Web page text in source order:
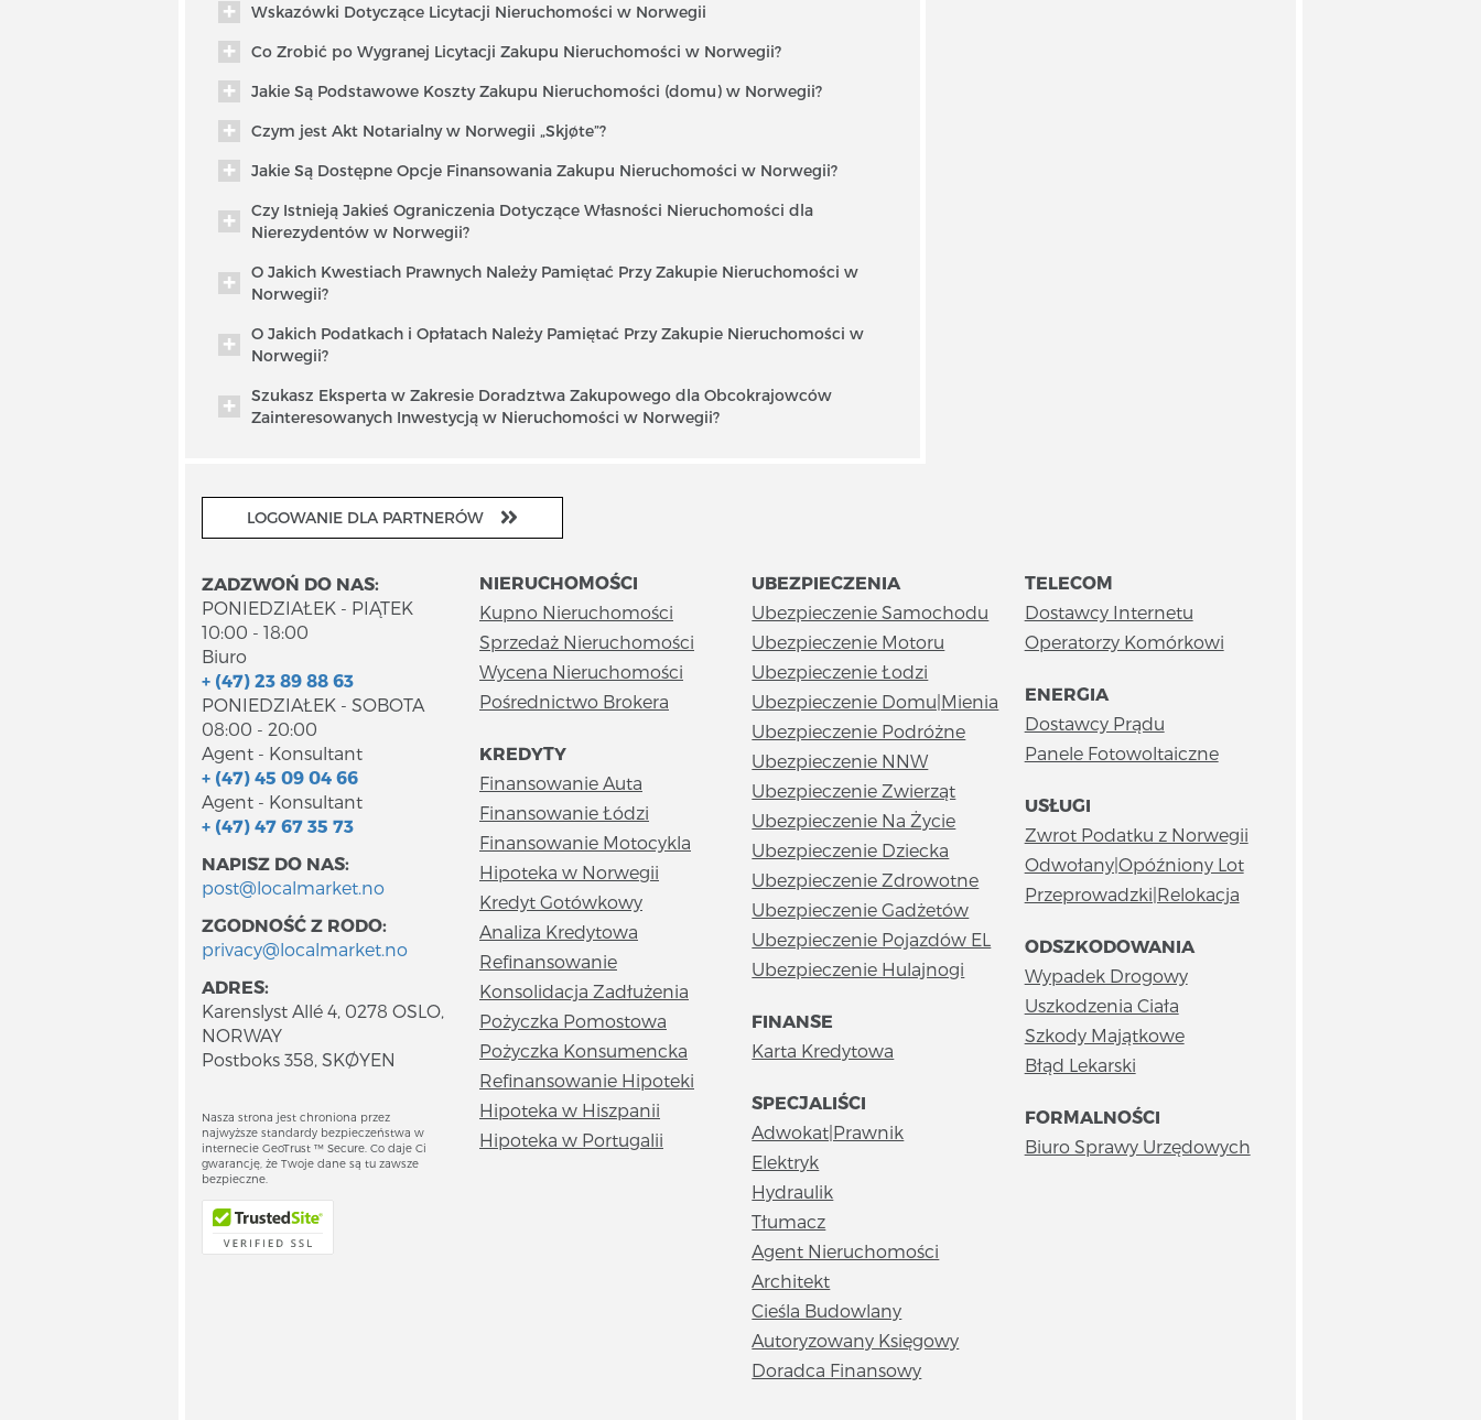
Wskazówki Dotyczące Licytacji Nieruchomości w Norwegii
Co Zrobić po Wygranej Licytacji Zakupu Nieruchomości w Norwegii?
Jakie Są Podstawowe Koszty Zakupu Nieruchomości (domu) w Norwegii?
Czym jest Akt Notarialny w Norwegii „Skjøte”?
Jakie Są Dostępne Opcje Finansowania Zakupu Nieruchomości w Norwegii?
Czy Istnieją Jakieś Ograniczenia Dotyczące Własności Nieruchomości dla
Nierezydentów w Norwegii?
O Jakich Kwestiach Prawnych Należy Pamiętać Przy Zakupie Nieruchomości w
Norwegii?
O Jakich Podatkach i Opłatach Należy Pamiętać Przy Zakupie Nieruchomości w
Norwegii?
Szukasz Eksperta w Zakresie Doradztwa Zakupowego dla Obcokrajowców
Zainteresowanych Inwestycją w Nieruchomości w Norwegii?
LOGOWANIE DLA PARTNERÓW
ZADZWOŃ DO NAS:
PONIEDZIAŁEK - PIĄTEK
10:00 - 18:00
Biuro
+ (47) 23 89 88 63
PONIEDZIAŁEK - SOBOTA
08:00 - 20:00
Agent - Konsultant
+ (47) 45 09 04 66
Agent - Konsultant
+ (47) 47 67 35 73
NAPISZ DO NAS:
post@localmarket.no
ZGODNOŚĆ Z RODO:
privacy@localmarket.no
ADRES:
Karenslyst Allé 4, 0278 OSLO,
NORWAY
Postboks 358, SKØYEN
Nasza strona jest chroniona przez
najwyższe standardy bezpieczeństwa w
internecie GeoTrust ™ Secure. Co daje Ci
gwarancję, że Twoje dane są tu zawsze
bezpieczne.
NIERUCHOMOŚCI
Kupno Nieruchomości
Sprzedaż Nieruchomości
Wycena Nieruchomości
Pośrednictwo Brokera
KREDYTY
Finansowanie Auta
Finansowanie Łódzi
Finansowanie Motocykla
Hipoteka w Norwegii
Kredyt Gotówkowy
Analiza Kredytowa
Refinansowanie
Konsolidacja Zadłużenia
Pożyczka Pomostowa
Pożyczka Konsumencka
Refinansowanie Hipoteki
Hipoteka w Hiszpanii
Hipoteka w Portugalii
UBEZPIECZENIA
Ubezpieczenie Samochodu
Ubezpieczenie Motoru
Ubezpieczenie Łodzi
Ubezpieczenie Domu|Mienia
Ubezpieczenie Podróżne
Ubezpieczenie NNW
Ubezpieczenie Zwierząt
Ubezpieczenie Na Życie
Ubezpieczenie Dziecka
Ubezpieczenie Zdrowotne
Ubezpieczenie Gadżetów
Ubezpieczenie Pojazdów EL
Ubezpieczenie Hulajnogi
FINANSE
Karta Kredytowa
SPECJALIŚCI
Adwokat|Prawnik
Elektryk
Hydraulik
Tłumacz
Agent Nieruchomości
Architekt
Cieśla Budowlany
Autoryzowany Księgowy
Doradca Finansowy
TELECOM
Dostawcy Internetu
Operatorzy Komórkowi
ENERGIA
Dostawcy Prądu
Panele Fotowoltaiczne
USŁUGI
Zwrot Podatku z Norwegii
Odwołany|Opóźniony Lot
Przeprowadzki|Relokacja
ODSZKODOWANIA
Wypadek Drogowy
Uszkodzenia Ciała
Szkody Majątkowe
Błąd Lekarski
FORMALNOŚCI
Biuro Sprawy Urzędowych